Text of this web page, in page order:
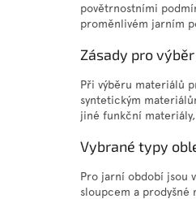
povětrnostními
proměnlivém jarním
Zásady pro
Při výběru materiálů
syntetickým
jiné funkční
Vybrané typy
Pro jarní období jsou
sloupcem a prodyšné